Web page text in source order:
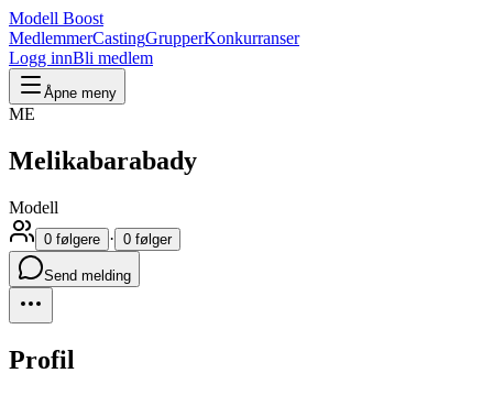
Modell Boost
MedlemmerCastingGrupperKonkurranser
Logg innBli medlem
Åpne meny
ME
Melikabarabady
Modell
0 følgere · 0 følger
Send melding
Profil